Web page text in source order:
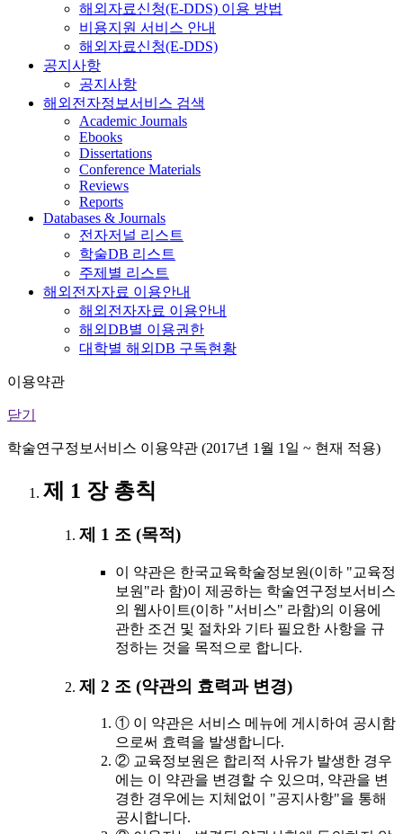
해외자료신청(E-DDS) 이용 방법
비용지원 서비스 안내
해외자료신청(E-DDS)
공지사항
공지사항
해외전자정보서비스 검색
Academic Journals
Ebooks
Dissertations
Conference Materials
Reviews
Reports
Databases & Journals
전자저널 리스트
학술DB 리스트
주제별 리스트
해외전자자료 이용안내
해외전자자료 이용안내
해외DB별 이용권한
대학별 해외DB 구독현황
이용약관
닫기
학술연구정보서비스 이용약관 (2017년 1월 1일 ~ 현재 적용)
제 1 장 총칙
제 1 조 (목적)
이 약관은 한국교육학술정보원(이하 "교육정
보원"라 함)이 제공하는 학술연구정보서비스
의 웹사이트(이하 "서비스" 라함)의 이용에
관한 조건 및 절차와 기타 필요한 사항을 규
정하는 것을 목적으로 합니다.
제 2 조 (약관의 효력과 변경)
① 이 약관은 서비스 메뉴에 게시하여 공시함
으로써 효력을 발생합니다.
② 교육정보원은 합리적 사유가 발생한 경우
에는 이 약관을 변경할 수 있으며, 약관을 변
경한 경우에는 지체없이 "공지사항"을 통해
공시합니다.